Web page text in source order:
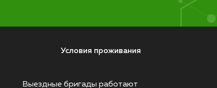
Условия проживания
Выездные бригады работают